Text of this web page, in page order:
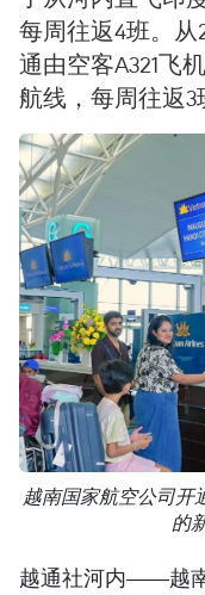
每周往返4班。从
通由空客A321飞
航线，每周往返3
越南国家航空公司开
的
越通社河内——越